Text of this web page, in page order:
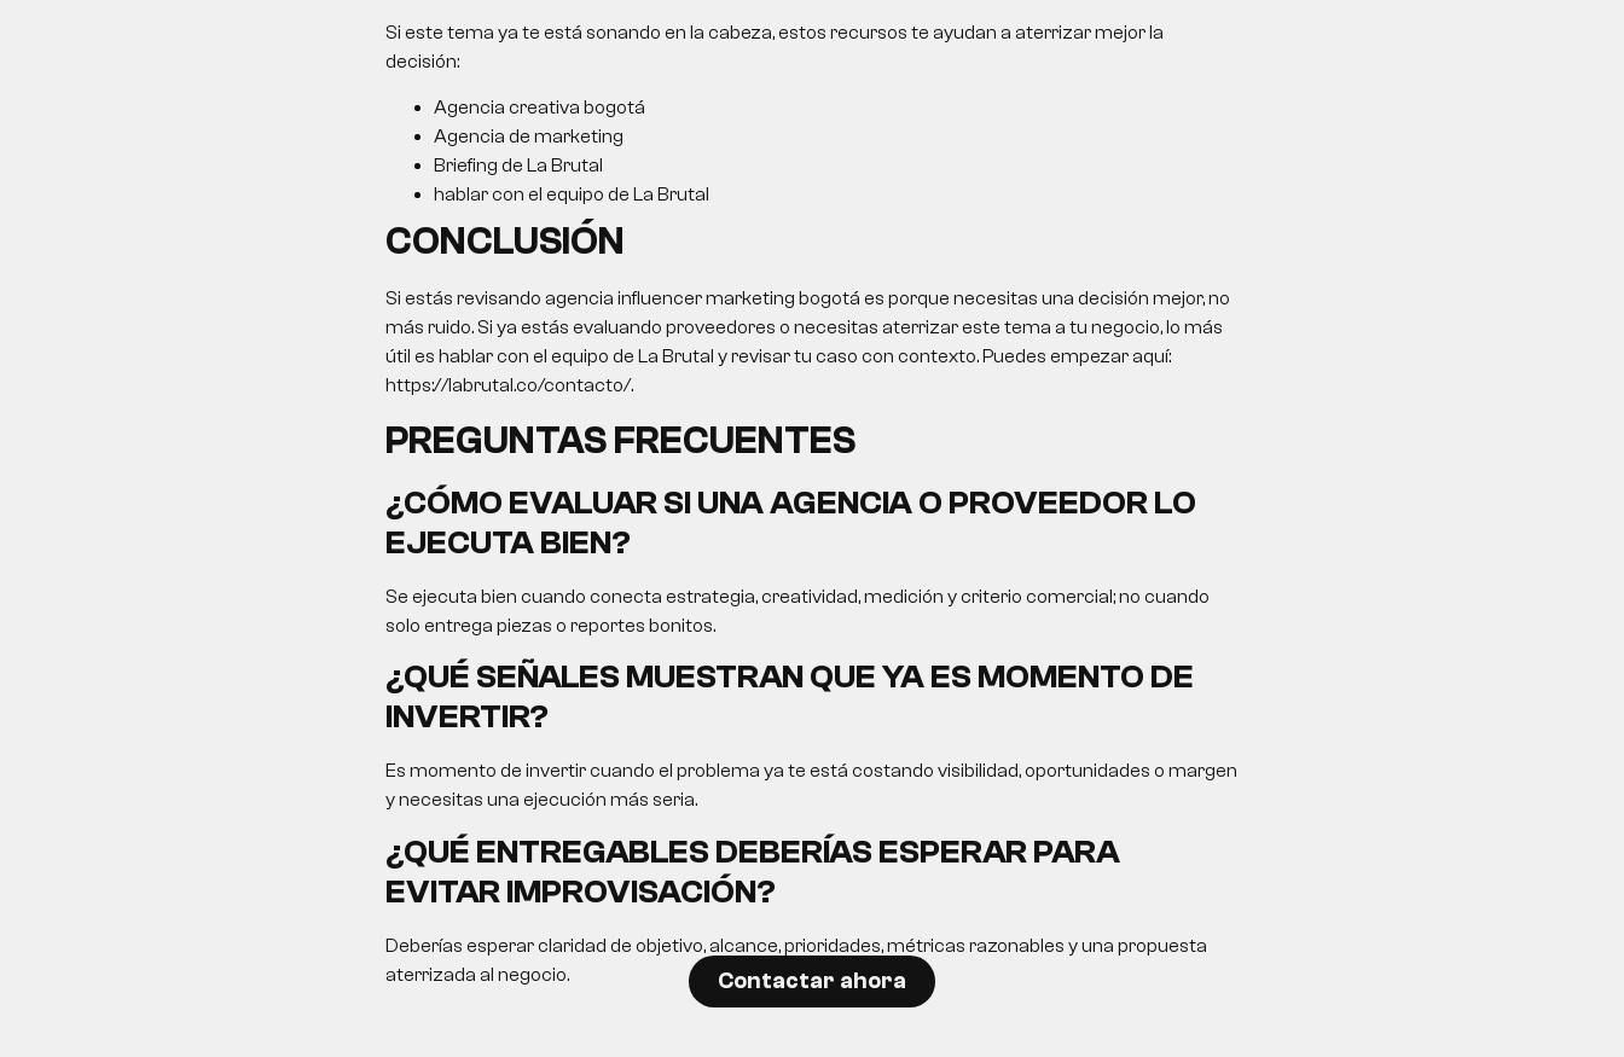
Si este tema ya te está sonando en la cabeza, estos recursos te ayudan a aterrizar mejor la
decisión:
Agencia creativa bogotá
Agencia de marketing
Briefing de La Brutal
hablar con el equipo de La Brutal
CONCLUSIÓN
Si estás revisando agencia influencer marketing bogotá es porque necesitas una decisión mejor, no
más ruido. Si ya estás evaluando proveedores o necesitas aterrizar este tema a tu negocio, lo más
útil es hablar con el equipo de La Brutal y revisar tu caso con contexto. Puedes empezar aquí:
https://labrutal.co/contacto/.
PREGUNTAS FRECUENTES
¿CÓMO EVALUAR SI UNA AGENCIA O PROVEEDOR LO
EJECUTA BIEN?
Se ejecuta bien cuando conecta estrategia, creatividad, medición y criterio comercial; no cuando
solo entrega piezas o reportes bonitos.
¿QUÉ SEÑALES MUESTRAN QUE YA ES MOMENTO DE
INVERTIR?
Es momento de invertir cuando el problema ya te está costando visibilidad, oportunidades o margen
y necesitas una ejecución más seria.
¿QUÉ ENTREGABLES DEBERÍAS ESPERAR PARA
EVITAR IMPROVISACIÓN?
Deberías esperar claridad de objetivo, alcance, prioridades, métricas razonables y una propuesta
aterrizada al negocio.
Contactar ahora